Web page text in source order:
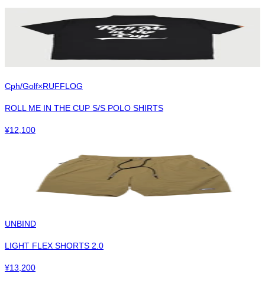
Cph/Golf×RUFFLOG
ROLL ME IN THE CUP S/S POLO SHIRTS
¥12,100
UNBIND
LIGHT FLEX SHORTS 2.0
¥13,200